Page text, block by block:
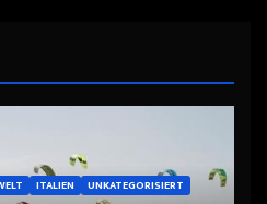
ITALIEN UNKATEGORISIERT